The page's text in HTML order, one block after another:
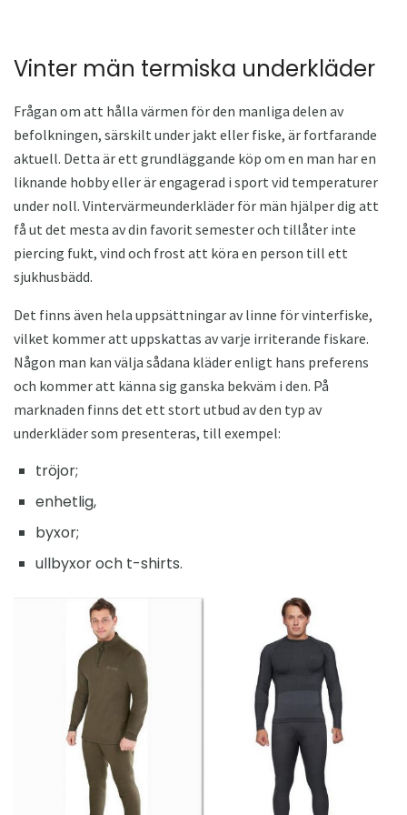
Vinter män termiska underkläder
Frågan om att hålla värmen för den manliga delen av
befolkningen, särskilt under jakt eller fiske, är fortfarande
aktuell. Detta är ett grundläggande köp om en man har en
liknande hobby eller är engagerad i sport vid temperaturer
under noll. Vintervärmeunderkläder för män hjälper dig att
få ut det mesta av din favorit semester och tillåter inte
piercing fukt, vind och frost att köra en person till ett
sjukhusbädd.
Det finns även hela uppsättningar av linne för vinterfiske,
vilket kommer att uppskattas av varje irriterande fiskare.
Någon man kan välja sådana kläder enligt hans preferens
och kommer att känna sig ganska bekväm i den. På
marknaden finns det ett stort utbud av den typ av
underkläder som presenteras, till exempel:
tröjor;
enhetlig,
byxor;
ullbyxor och t-shirts.